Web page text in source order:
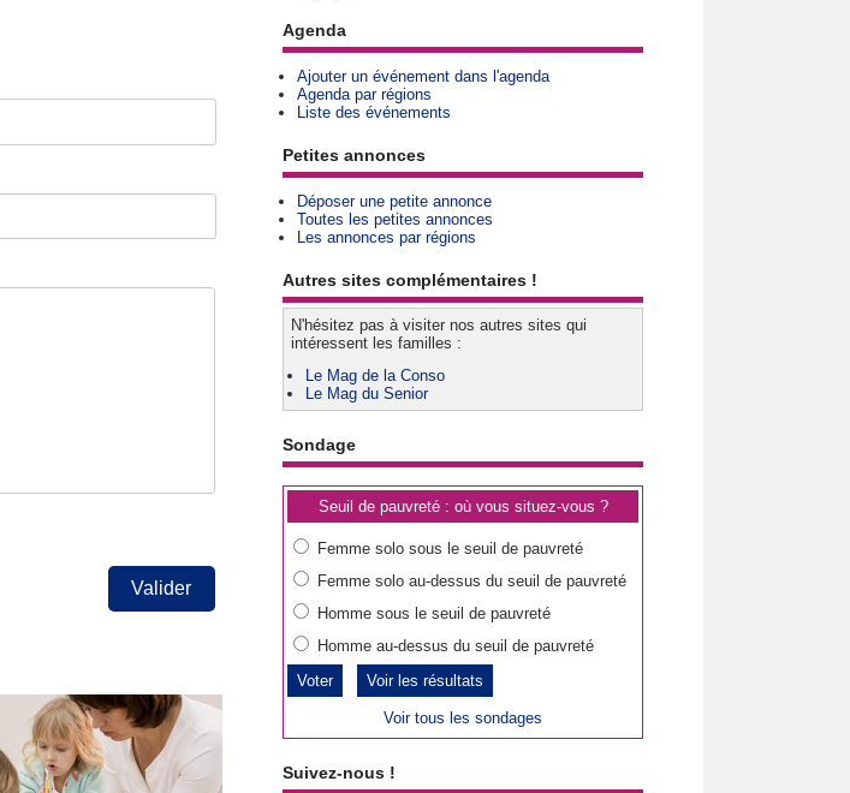
Valider
Agenda
Ajouter un événement dans l'agenda
Agenda par régions
Liste des événements
Petites annonces
Déposer une petite annonce
Toutes les petites annonces
Les annonces par régions
Autres sites complémentaires !
N'hésitez pas à visiter nos autres sites qui
intéressent les familles :
Le Mag de la Conso
Le Mag du Senior
Sondage
Seuil de pauvreté : où vous situez-vous ?
Femme solo sous le seuil de pauvreté
Femme solo au-dessus du seuil de pauvreté
Homme sous le seuil de pauvreté
Homme au-dessus du seuil de pauvreté
Voir les résultats
Voir tous les sondages
Suivez-nous !